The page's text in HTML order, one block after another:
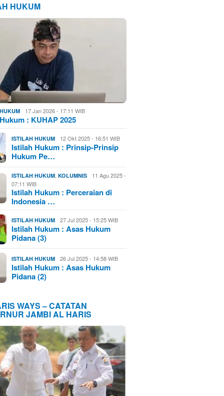
HUKUM
17 Jan 2026 - 17:11 WIB
: KUHAP 2025
ISTILAH HUKUM 12 Okt 2025 - 16:51 WIB
Istilah Hukum : Prinsip-Prinsip
Hukum Pe…
ISTILAH HUKUM ,KOLUMNIS
11 Agu 2025 -
07:11 WIB
Istilah Hukum : Perceraian di
Indonesia …
ISTILAH HUKUM 27 Jul 2025 - 15:25 WIB
Istilah Hukum : Asas Hukum
Pidana (3)
ISTILAH HUKUM 26 Jul 2025 - 14:58 WIB
Istilah Hukum : Asas Hukum
Pidana (2)
WAYS – CATATAN
JAMBI AL HARIS